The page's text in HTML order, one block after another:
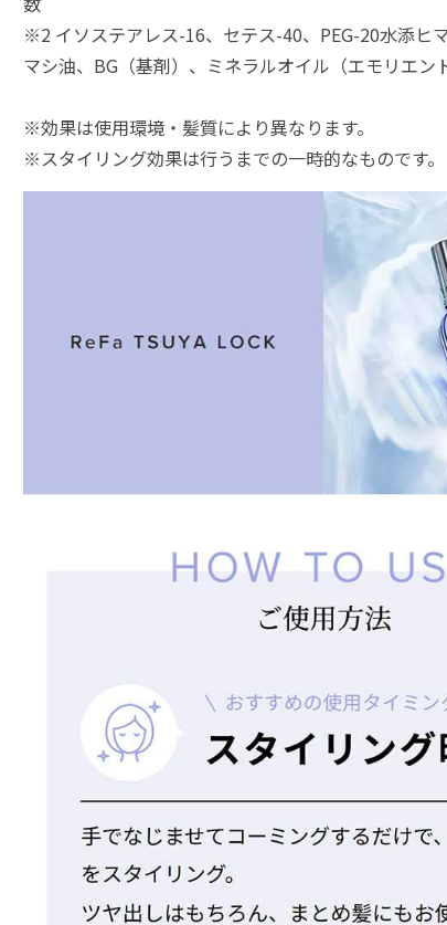
※2 イソステアレス-16、セテス-40、PEG-20水添ヒ
マシ油、BG（基剤）、ミネラルオイル（エモリエン
※効果は使用環境・髪質により異なります。
※スタイリング効果は行うまでの一時的なものです。